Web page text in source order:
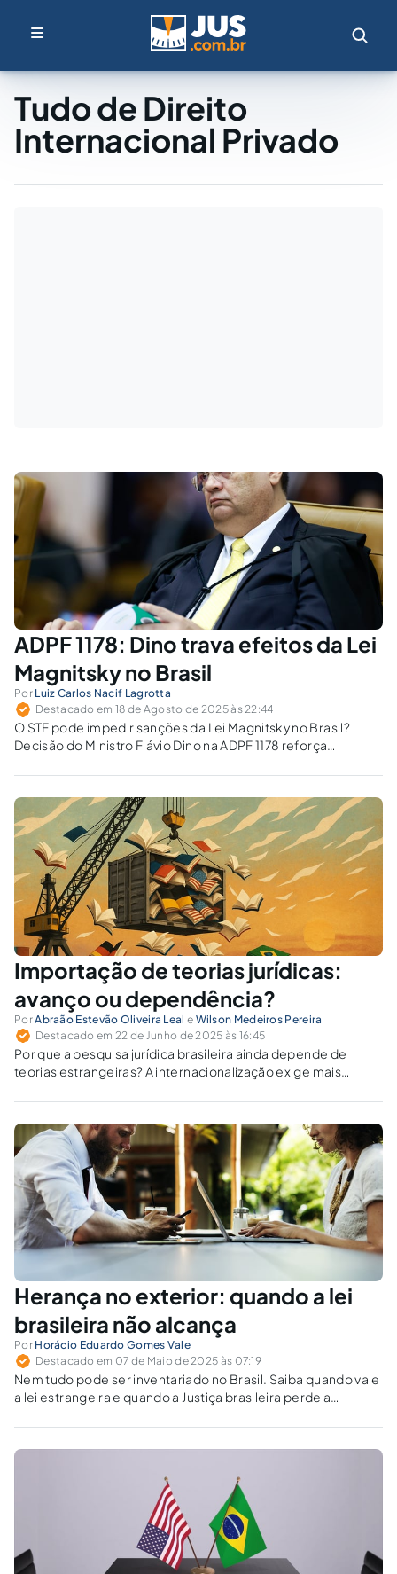
Tudo de Direito
Internacional Privado
ADPF 1178: Dino trava efeitos da Lei
Magnitsky no Brasil
Por Luiz Carlos Nacif Lagrotta
Destacado em 18 de Agosto de 2025 às 22:44
O STF pode impedir sanções da Lei Magnitsky no Brasil?
Decisão do Ministro Flávio Dino na ADPF 1178 reforça
internacional.
Importação de teorias jurídicas:
avanço ou dependência?
PorAbraão Estevão Oliveira Leal e Wilson Medeiros Pereira
Destacado em 22 de Junho de 2025 às 16:45
Por que a pesquisa jurídica brasileira ainda depende de
teorias estrangeiras? A internacionalização exige mais
Herança no exterior: quando a lei
brasileira não alcança
Por Horácio Eduardo Gomes Vale
Destacado em 07 de Maio de 2025 às 07:19
Nem tudo pode ser inventariado no Brasil. Saiba quando vale
a lei estrangeira e quando a Justiça brasileira perde a